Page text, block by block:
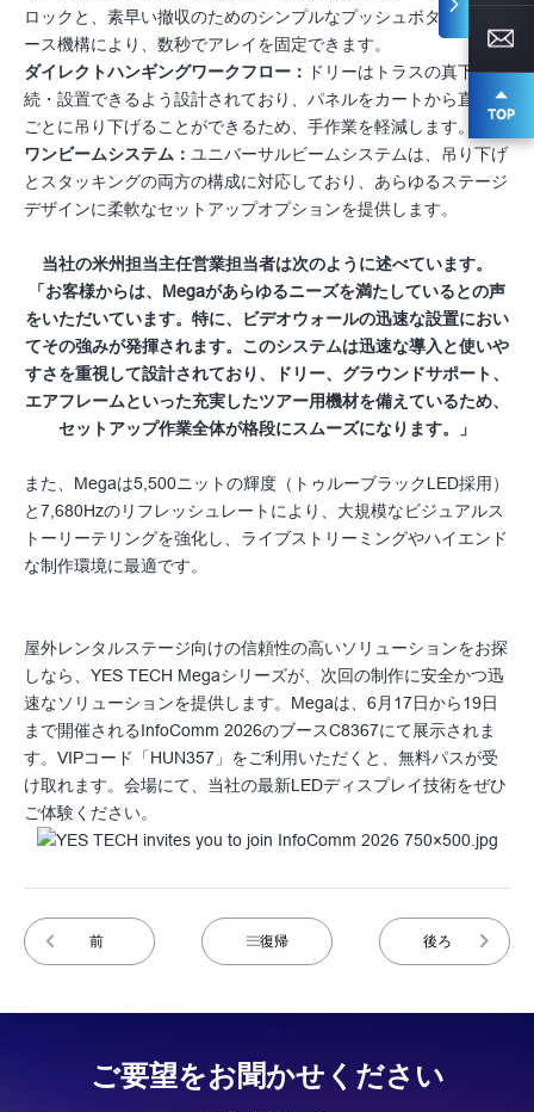
ロックと、素早い撤収のためのシンプルなプッシュボタン式リリ
ース機構により、数秒でアレイを固定できます。
ダイレクトハンギングワークフロー：
ドリーはトラスの真下に接
続・設置できるよう設計されており、パネルをカートから直接列
ごとに吊り下げることができるため、手作業を軽減します。
ワンビームシステム： ユニバーサルビームシステムは、吊り下げ
とスタッキングの両方の構成に対応しており、あらゆるステージ
デザインに柔軟なセットアップオプションを提供します。
当社の米州担当主任営業担当者は次のように述べています。
「お客様からは、Megaがあらゆるニーズを満たしているとの声
をいただいています。特に、ビデオウォールの迅速な設置におい
てその強みが発揮されます。このシステムは迅速な導入と使いや
すさを重視して設計されており、ドリー、グラウンドサポート、
エアフレームといった充実したツアー用機材を備えているため、
セットアップ作業全体が格段にスムーズになります。」
また、Megaは5,500ニットの輝度（トゥルーブラックLED採用）
と7,680Hzのリフレッシュレートにより、大規模なビジュアルス
トーリーテリングを強化し、ライブストリーミングやハイエンド
な制作環境に最適です。
屋外レンタルステージ向けの信頼性の高いソリューションをお探
しなら、YES TECH Megaシリーズが、次回の制作に安全かつ迅
速なソリューションを提供します。Megaは、6月17日から19日
まで開催されるInfoComm 2026のブースC8367にて展示されま
す。VIPコード「HUN357」をご利用いただくと、無料パスが受
け取れます。会場にて、当社の最新LEDディスプレイ技術をぜひ
ご体験ください。
前 復帰 後ろ
ご要望をお聞かせください